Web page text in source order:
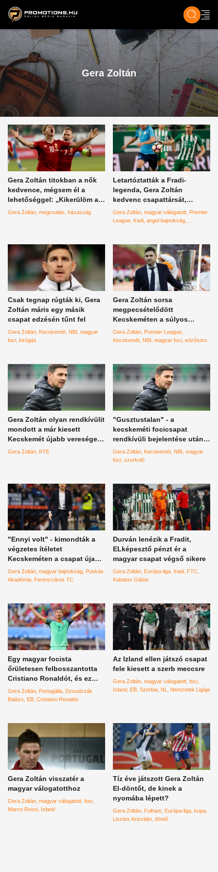
ZENE, FILM & KULT ÉLET TECH &
Gera Zoltán
Gera Zoltán titokban a nők
kedvence, mégsem él a
lehetőséggel: „Kikerülöm az
ilyen helyzeteket”
Gera Zoltán megcsalás házasság
Letartóztatták a Fradi-
legenda, Gera Zoltán
kedvenc csapattársát,
súlyosak a vádak
Gera Zoltán magyar válogatott Premier
League fradi angol bajnokság
Csak tegnap rúgták ki, Gera
Zoltán máris egy másik
csapat edzésén tűnt fel
Gera Zoltán Kecskemét NBI magyar
foci kirúgás
Gera Zoltán sorsa
megpecsételődött
Kecskeméten a súlyos
vereség után, a szurkolók
ítéletet mondtak a csapat
Gera Zoltán Premier League
Kecskemét NBI magyar foci edzősors
Gera Zoltán olyan rendkívülit
mondott a már kiesett
Kecskemét újabb veresége
után, amelyen sok szurkoló
Gera Zoltán KTE
"Gusztustalan" - a
kecskeméti focicsapat
rendkívüli bejelentése után
kommentzuhatag borult Gera
Zoltánékra
Gera Zoltán Kecskemét NBI magyar
foci szurkoló
"Ennyi volt" - kimondták a
végzetes ítéletet
Kecskeméten a csapat újabb
veresége után, Gera Zoltánt
okolják ismét sokan
Gera Zoltán magyar bajnokság Puskás
Akadémia Ferencváros TC
Durván lenézik a Fradit,
ELképesztő pénzt ér a
magyar csapat végső sikere
Gera Zoltán Európa-liga fradi FTC
Kubatov Gábor
Egy magyar focista
őrületesen felbosszantotta
Cristiano Ronaldót, és ez
nekünk felejthetetlen pillanat
volt
Gera Zoltán Portugália Dzsudzsák
Balázs
EB Cristiano Ronaldo
Az Izland ellen játszó csapat
fele kiesett a szerb meccsre
Gera Zoltán magyar válogatott foci
Izland EB Szerbia NL Nemzetek Ligája
Gera Zoltán visszatér a
magyar válogatotthoz
Gera Zoltán magyar válogatott foci
Marco Rossi Izland
Tíz éve játszott Gera Zoltán
El-döntőt, de kinek a
nyomába lépett?
Gera Zoltán Fulham Európa-liga kupa
Lisztes Krisztián döntő